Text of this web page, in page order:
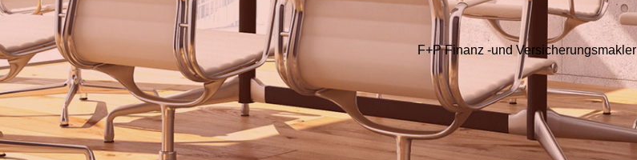
F+P Finanz -und Versicherungsmakler